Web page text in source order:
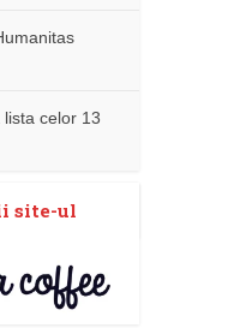
celor 13
site-ul